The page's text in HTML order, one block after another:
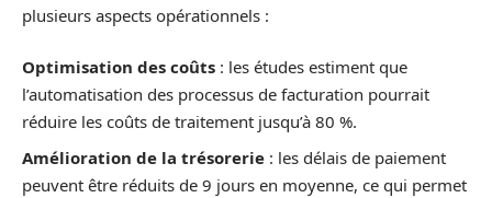
plusieurs aspects opérationnels :
Optimisation des coûts : les études estiment que
l’automatisation des processus de facturation pourrait
réduire les coûts de traitement jusqu’à 80 %.
Amélioration de la trésorerie : les délais de paiement
peuvent être réduits de 9 jours en moyenne, ce qui permet